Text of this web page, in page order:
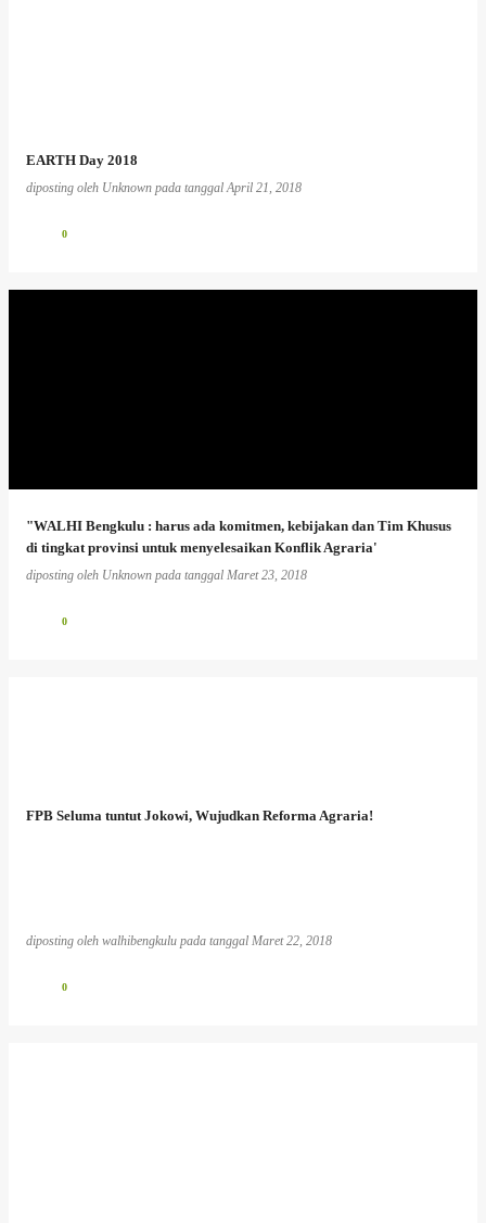
EARTH Day 2018
diposting oleh Unknown pada tanggalApril 21, 2018
0
"WALHI Bengkulu : harus ada komitmen, kebijakan dan Tim Khusus
di tingkat provinsi untuk menyelesaikan Konflik Agraria'
diposting oleh Unknown pada tanggal Maret 23, 2018
0
FPB Seluma tuntut Jokowi, Wujudkan Reforma Agraria!
diposting oleh walhibengkulu pada tanggal Maret 22, 2018
0